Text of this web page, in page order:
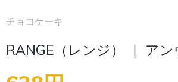
チョコケーキ
RANGE（レンジ） ｜ アン